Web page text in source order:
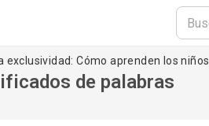
exclusividad: Cómo aprenden los
de palabras